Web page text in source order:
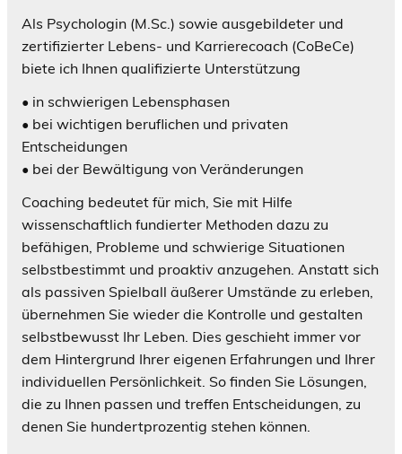
Als Psychologin (M.Sc.) sowie ausgebildeter und
zertifizierter Lebens- und Karrierecoach (CoBeCe)
biete ich Ihnen qualifizierte Unterstützung
• in schwierigen Lebensphasen
• bei wichtigen beruflichen und privaten
Entscheidungen
• bei der Bewältigung von Veränderungen
Coaching bedeutet für mich, Sie mit Hilfe
wissenschaftlich fundierter Methoden dazu zu
befähigen, Probleme und schwierige Situationen
selbstbestimmt und proaktiv anzugehen. Anstatt sich
als passiven Spielball äußerer Umstände zu erleben,
übernehmen Sie wieder die Kontrolle und gestalten
selbstbewusst Ihr Leben. Dies geschieht immer vor
dem Hintergrund Ihrer eigenen Erfahrungen und Ihrer
individuellen Persönlichkeit. So finden Sie Lösungen,
die zu Ihnen passen und treffen Entscheidungen, zu
denen Sie hundertprozentig stehen können.